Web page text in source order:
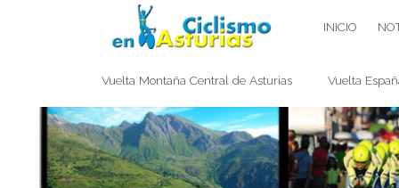
CICLISMO EN ASTURIAS INICIO
Vuelta Montaña Central de Asturias Vuelta